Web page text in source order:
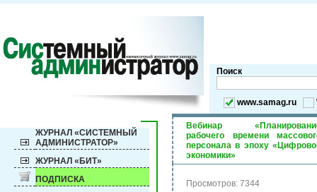
Поиск
www.samag.ru
ЖУРНАЛ «СИСТЕМНЫЙ
АДМИНИСТРАТОР»
ЖУРНАЛ «БИТ»
ПОДПИСКА
Вебинар
рабочего времени
персонала в эпоху
экономики»
Просмотров: 7344